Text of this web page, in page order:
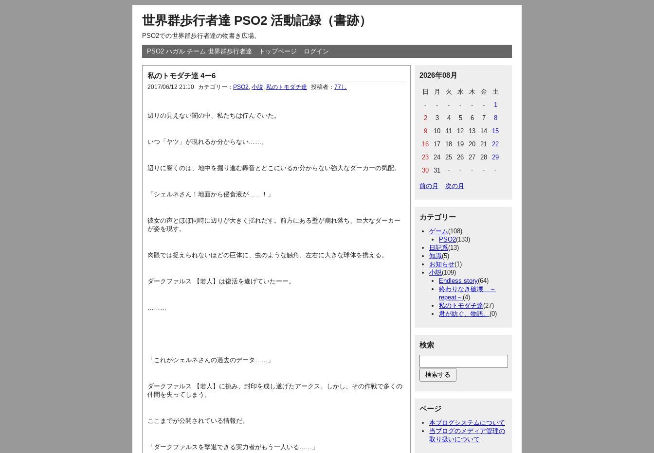
世界群歩行者達 PSO2 活動記録（書跡）
PSO2での世界群歩行者達の物書き広場。
PSO2 ハガル チーム 世界群歩行者達 トップページ ログイン
私のトモダチ達 4ー6
2017/06/12 21:10 カテゴリー： PSO2 小説 私のトモダチ達 投稿者： 77し
辺りの見えない闇の中、私たちは佇んでいた。
いつ「ヤツ」が現れるか分からない……。
辺りに響くのは、地中を掘り進む轟音とどこにいるか分からない強大なダーカーの気配。
「シェルネさん！地面から侵食液が……！」
彼女の声とほぼ同時に辺りが大きく揺れだす。前方にある壁が崩れ落ち、巨大なダーカー
が姿を現す。
肉眼では捉えられないほどの巨体に、虫のような触角、左右に大きな球体を携える。
ダークファルス 【若人】は復活を遂げていたーー。
………
「これがシェルネさんの過去のデータ……」
ダークファルス 【若人】に挑み、封印を成し遂げたアークス。しかし、その作戦で多くの
仲間を失ってしまう。
ここまでが公開されている情報だ。
「ダークファルスを撃退できる実力者がもう一人いる……」
2026年08月
日 月 火 水 木 金
土
-
- - - - -
1
2
3 4 5 6 7
8
9
10 11 12 13 14
15
16
17 18 19 20 21
22
23
24 25 26 27 28
29
30
31 - - - - -
前の月 次の月
カテゴリー
ゲーム(108)
PSO2(133)
日記系(13)
知識(5)
お知らせ(1)
小説(109)
Endless story(64)
終わりなき破壊 ～
repeat～(4)
私のトモダチ達(27)
君が紡ぐ、物語。 (0)
検索
ページ
本ブログシステムについて
当ブログのメディア管理の
取り扱いについて